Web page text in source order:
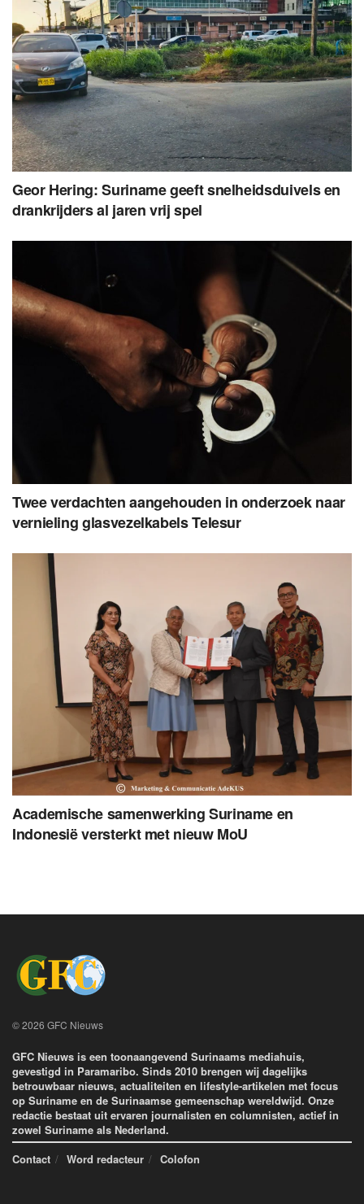
Geor Hering: Suriname geeft snelheidsduivels en
drankrijders al jaren vrij spel
Twee verdachten aangehouden in onderzoek naar
vernieling glasvezelkabels Telesur
Academische samenwerking Suriname en
Indonesië versterkt met nieuw MoU
© 2026 GFC Nieuws
GFC Nieuws is een toonaangevend Surinaams mediahuis,
gevestigd in Paramaribo. Sinds 2010 brengen wij dagelijks
betrouwbaar nieuws, actualiteiten en lifestyle-artikelen met focus
op Suriname en de Surinaamse gemeenschap wereldwijd. Onze
redactie bestaat uit ervaren journalisten en columnisten, actief in
zowel Suriname als Nederland.
Contact
Word redacteur Colofon